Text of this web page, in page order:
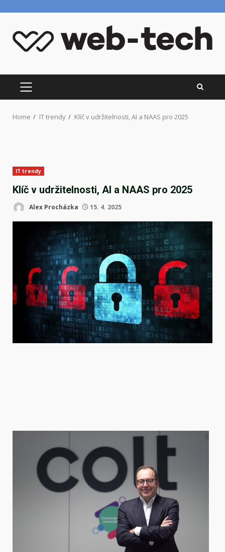
content
PRIMARY
MENU
Home IT trendy Klíč v udržitelnosti, AI a NAAS pro 2025
IT trendy
Klíč v udržitelnosti, AI a NAAS pro 2025
Alex Procházka 15. 4. 2025